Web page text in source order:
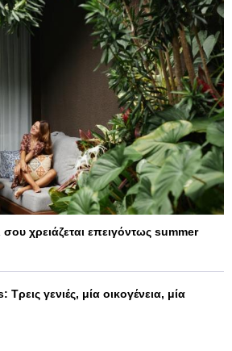
σου χρειάζεται επειγόντως summer
γενιές, μία οικογένεια, μία